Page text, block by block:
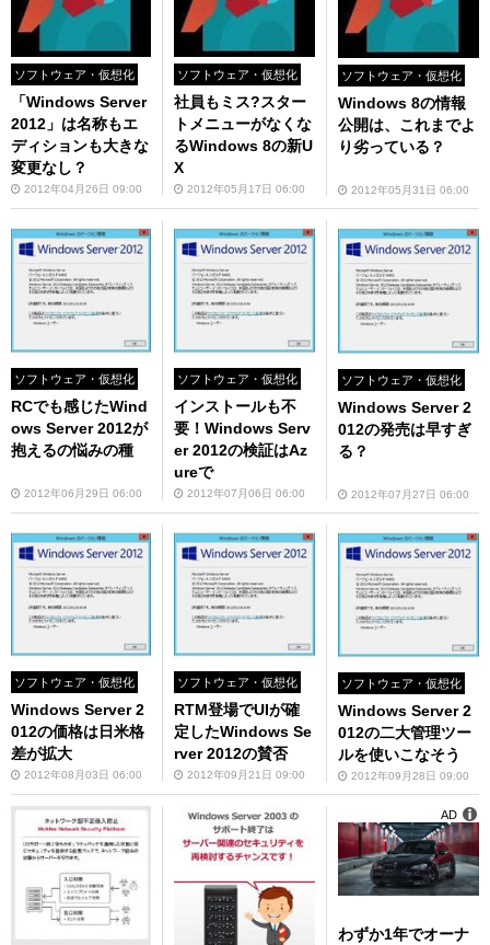
ソフトウェア・仮想化
「Windows Server
2012」は名称もエ
ディションも大きな
変更なし？
2012年04月26日 09:00
ソフトウェア・仮想化
社員もミス?スター
トメニューがなくな
るWindows 8の新U
X
2012年05月17日 06:00
ソフトウェア・仮想化
Windows 8の情報
公開は、これまでよ
り劣っている？
2012年05月31日 06:00
ソフトウェア・仮想化
RCでも感じたWind
ows Server 2012が
抱えるの悩みの種
2012年06月29日 06:00
ソフトウェア・仮想化
インストールも不
要！Windows Serv
er 2012の検証はAz
ureで
2012年07月06日 06:00
ソフトウェア・仮想化
Windows Server 2
012の発売は早すぎ
る？
2012年07月27日 06:00
ソフトウェア・仮想化
Windows Server 2
012の価格は日米格
差が拡大
2012年08月03日 06:00
ソフトウェア・仮想化
RTM登場でUIが確
定したWindows Se
rver 2012の賛否
2012年09月21日 09:00
ソフトウェア・仮想化
Windows Server 2
012の二大管理ツー
ルを使いこなそう
2012年09月28日 09:00
わずか1年でオーナ
AD